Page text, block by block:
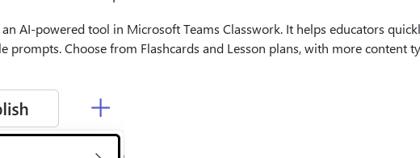
AI-powered tool in Microsoft Teams Classwork. It helps educators
prompts. Choose from Flashcards and Lesson plans, with more content